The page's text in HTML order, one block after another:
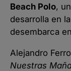
Beach Polo,
desarrolla en
desembarca
Alejandro
Nuestras